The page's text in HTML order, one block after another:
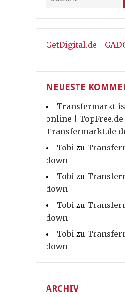
GetDigital.de -
NEUESTE
Transfermarkt
online | TopFree.de
Transfermarkt.de
Tobi zu
down
Tobi zu
down
Tobi zu
down
Tobi zu
down
ARCHIV